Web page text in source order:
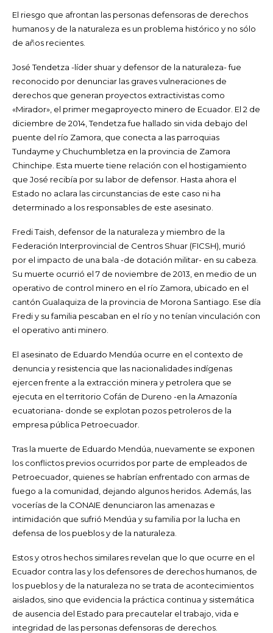
El riesgo que afrontan las personas defensoras de derechos
humanos y de la naturaleza es un problema histórico y no sólo
de años recientes.
José Tendetza -líder shuar y defensor de la naturaleza- fue
reconocido por denunciar las graves vulneraciones de
derechos que generan proyectos extractivistas como
«Mirador», el primer megaproyecto minero de Ecuador. El 2 de
diciembre de 2014, Tendetza fue hallado sin vida debajo del
puente del río Zamora, que conecta a las parroquias
Tundayme y Chuchumbletza en la provincia de Zamora
Chinchipe. Esta muerte tiene relación con el hostigamiento
que José recibía por su labor de defensor. Hasta ahora el
Estado no aclara las circunstancias de este caso ni ha
determinado a los responsables de este asesinato.
Fredi Taish, defensor de la naturaleza y miembro de la
Federación Interprovincial de Centros Shuar (FICSH), murió
por el impacto de una bala -de dotación militar- en su cabeza.
Su muerte ocurrió el 7 de noviembre de 2013, en medio de un
operativo de control minero en el río Zamora, ubicado en el
cantón Gualaquiza de la provincia de Morona Santiago. Ese día
Fredi y su familia pescaban en el río y no tenían vinculación con
el operativo anti minero.
El asesinato de Eduardo Mendúa ocurre en el contexto de
denuncia y resistencia que las nacionalidades indígenas
ejercen frente a la extracción minera y petrolera que se
ejecuta en el territorio Cofán de Dureno -en la Amazonía
ecuatoriana- donde se explotan pozos petroleros de la
empresa pública Petroecuador.
Tras la muerte de Eduardo Mendúa, nuevamente se exponen
los conflictos previos ocurridos por parte de empleados de
Petroecuador, quienes se habrían enfrentado con armas de
fuego a la comunidad, dejando algunos heridos. Además, las
vocerías de la CONAIE denunciaron las amenazas e
intimidación que sufrió Mendúa y su familia por la lucha en
defensa de los pueblos y de la naturaleza.
Estos y otros hechos similares revelan que lo que ocurre en el
Ecuador contra las y los defensores de derechos humanos, de
los pueblos y de la naturaleza no se trata de acontecimientos
aislados, sino que evidencia la práctica continua y sistemática
de ausencia del Estado para precautelar el trabajo, vida e
integridad de las personas defensoras de derechos.